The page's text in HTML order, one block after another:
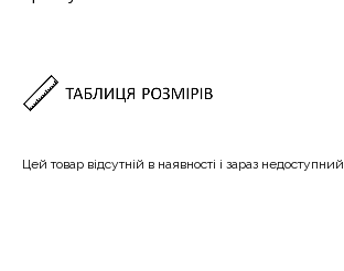
Цей товар відсутній в наявності і зараз недоступний.